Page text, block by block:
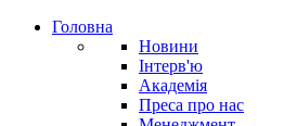
Головна
Новини
Інтерв'ю
Академія
Преса про нас